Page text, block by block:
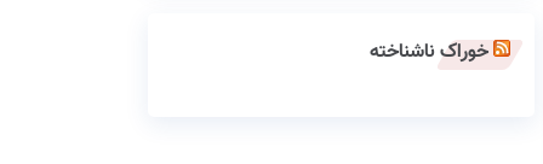
خوراک ناشناخته